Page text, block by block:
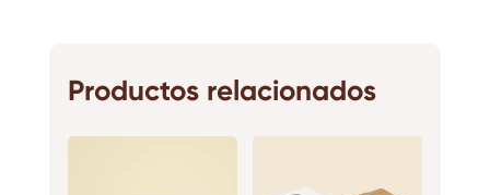
Productos relacionados